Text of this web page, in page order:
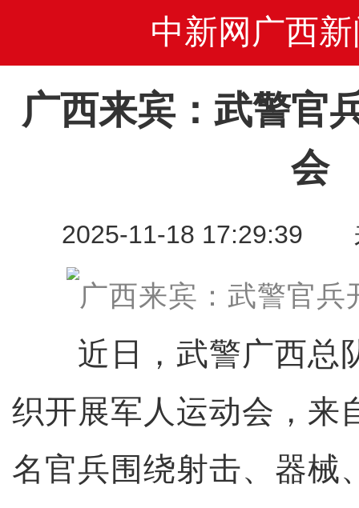
中新网广西新
广西来宾：武警官
会
2025-11-18 17:29:39
近日，武警广西总
织开展军人运动会，来
名官兵围绕射击、器械